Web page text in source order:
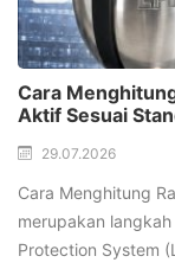
Cara
Aktif Sesuai
29.07.2026
Cara Menghitung
merupakan
Protection System